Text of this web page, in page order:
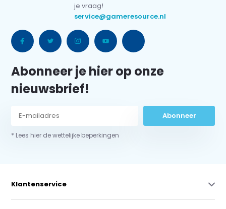
je vraag!
service@gameresource.nl
Abonneer je hier op onze
nieuwsbrief!
Abonneer
* Lees hier de wettelijke beperkingen
Klantenservice